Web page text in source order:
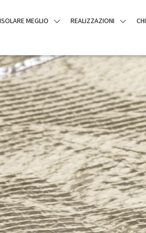
ISOLARE MEGLIO REALIZZAZIONI